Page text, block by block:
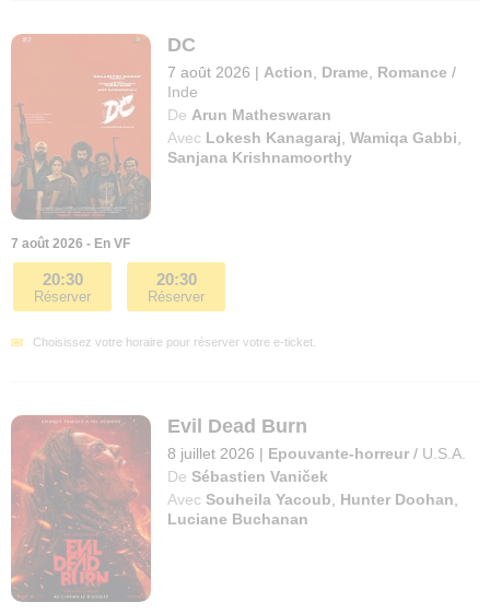
DC
7 août 2026 | Action Drame Romance /
Inde
De Arun Matheswaran
Avec Lokesh Kanagaraj ,Wamiqa Gabbi
Sanjana Krishnamoorthy
7 août 2026 - En VF
20:30
Réserver
20:30
Réserver
Choisissez votre horaire pour réserver votre e-ticket.
Evil Dead Burn
8 juillet 2026 | Epouvante-horreur / U.S.A.
De Sébastien Vaniček
Avec Souheila Yacoub Hunter Doohan
Luciane Buchanan